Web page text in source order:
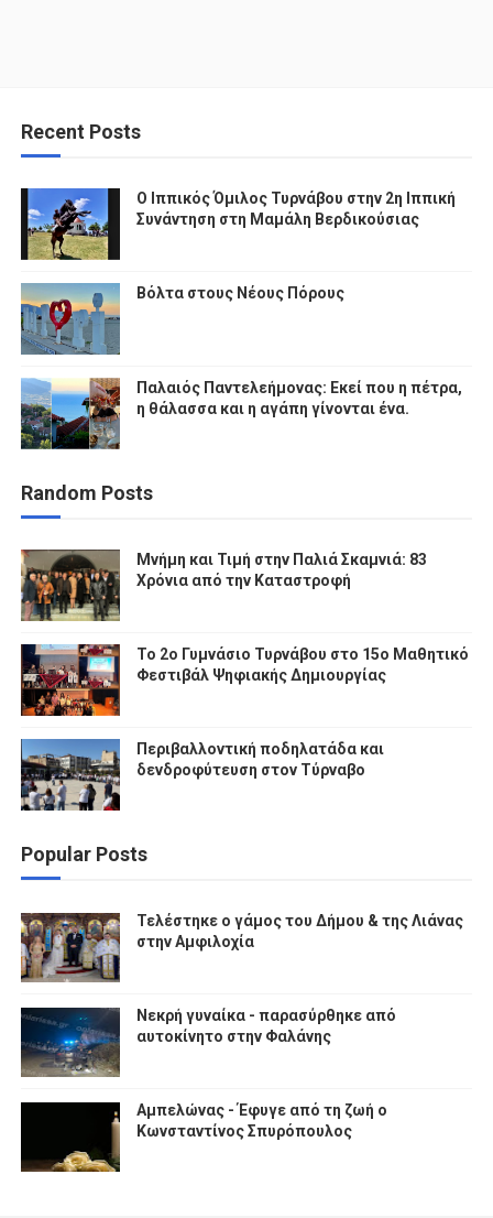
Recent Posts
Ο Ιππικός Όμιλος Τυρνάβου στην 2η Ιππική
Συνάντηση στη Μαμάλη Βερδικούσιας
Βόλτα στους Νέους Πόρους
Παλαιός Παντελεήμονας: Εκεί που η πέτρα,
η θάλασσα και η αγάπη γίνονται ένα.
Random Posts
Μνήμη και Τιμή στην Παλιά Σκαμνιά: 83
Χρόνια από την Καταστροφή
To 2ο Γυμνάσιο Τυρνάβου στο 15ο Μαθητικό
Φεστιβάλ Ψηφιακής Δημιουργίας
Περιβαλλοντική ποδηλατάδα και
δενδροφύτευση στον Τύρναβο
Popular Posts
Τελέστηκε ο γάμος του Δήμου & της Λιάνας
στην Αμφιλοχία
Νεκρή γυναίκα - παρασύρθηκε από
αυτοκίνητο στην Φαλάνης
Αμπελώνας - Έφυγε από τη ζωή ο
Κωνσταντίνος Σπυρόπουλος